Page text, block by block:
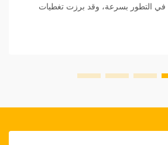
التطور بسرعة، وقد برزت تغطيات
عالية الجودة...